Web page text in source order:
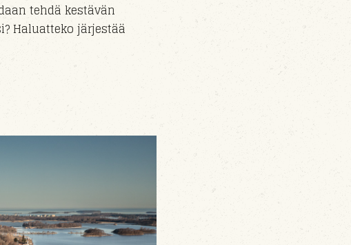
tehdä kestävän
Haluatteko järjestää